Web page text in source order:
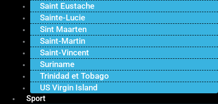
Saint Eustache
Sainte-Lucie
Sint Maarten
Saint-Martin
Saint-Vincent
Suriname
Trinidad et Tobago
US Virgin Island
Sport